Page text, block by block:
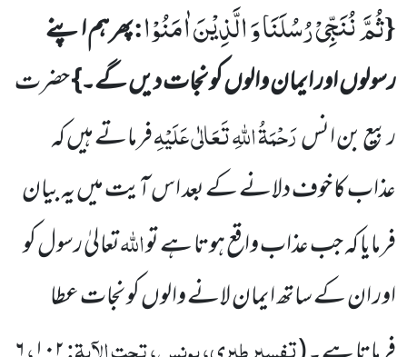
{ثُمَّ نُنَجِّیْ رُسُلَنَا وَ الَّذِیْنَ اٰمَنُوْا:پھر ہم اپنے
رسولوں اور ایمان والوں کو نجات دیں گے۔}حضرت
ربیع بن انسرَحْمَۃُاللہِ تَعَالٰی عَلَیْہِفرماتے ہیں کہ
عذاب کا خوف دلانے کے بعد اس آیت میں یہ بیان
فرمایا کہ جب عذاب واقع ہوتا ہے تواللہتعالیٰ رسول کو
اور ان کے ساتھ ایمان لانے والوں کو نجات عطا